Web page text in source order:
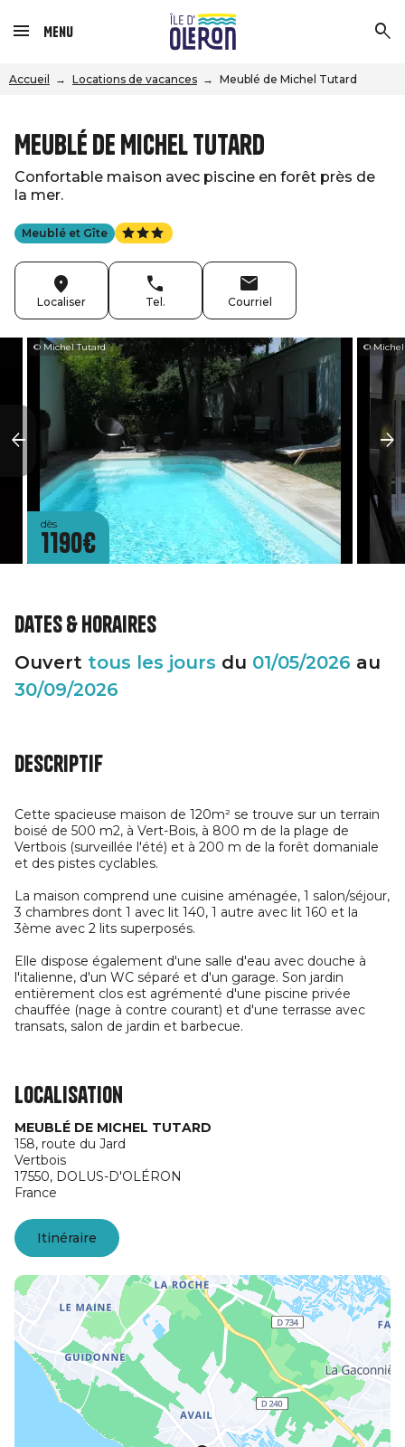
Menu
Accueil Locations de vacances Meublé de Michel Tutard
Meublé de Michel Tutard
Confortable maison avec piscine en forêt près de
la mer.
Meublé et Gîte
Localiser Tel. Courriel
© Michel Tutard © Michel
dès
1190€
Dates & horaires
Ouvert tous les jours du 01/05/2026 au
30/09/2026
Descriptif
Cette spacieuse maison de 120m² se trouve sur un terrain
boisé de 500 m2, à Vert-Bois, à 800 m de la plage de
Vertbois (surveillée l'été) et à 200 m de la forêt domaniale
et des pistes cyclables.
La maison comprend une cuisine aménagée, 1 salon/séjour,
3 chambres dont 1 avec lit 140, 1 autre avec lit 160 et la
3ème avec 2 lits superposés.
Elle dispose également d'une salle d'eau avec douche à
l'italienne, d'un WC séparé et d'un garage. Son jardin
entièrement clos est agrémenté d'une piscine privée
chauffée (nage à contre courant) et d'une terrasse avec
transats, salon de jardin et barbecue.
Localisation
MEUBLÉ DE MICHEL TUTARD
158, route du Jard
Vertbois
17550, DOLUS-D'OLÉRON
France
Itinéraire